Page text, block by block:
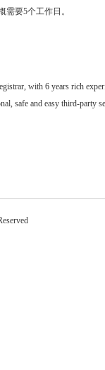
要5个工作日。
with 6 years rich
safe and easy third-party